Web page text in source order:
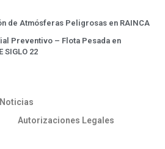
de Atmósferas Peligrosas en RAINCA
Preventivo – Flota Pesada en
SIGLO 22
Autorizaciones Legales